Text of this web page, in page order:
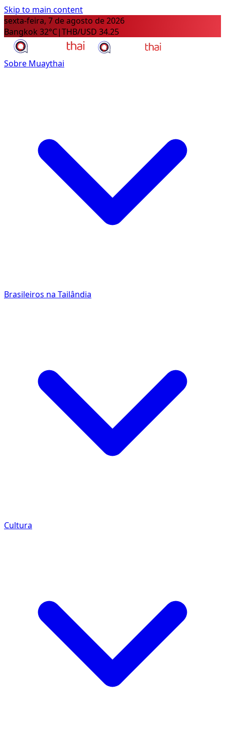
Skip to main content
sexta-feira, 7 de agosto de 2026
Bangkok 32°C|THB/USD 34.25
Sobre Muaythai
Brasileiros na Tailândia
Cultura